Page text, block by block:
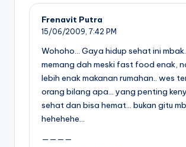
Frenavit Putra
15/06/2009, 7:42 PM
Wohoho… Gaya hidup sehat ini mbak….
memang dah meski fast food enak,
lebih enak makanan rumahan.. wes
orang bilang apa… yang penting
sehat dan bisa hemat… bukan gitu
hehehehe…
————